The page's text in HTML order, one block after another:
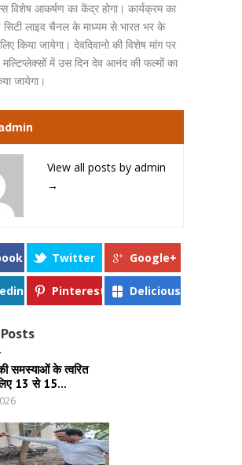
विशेष आकर्षण का केंद्र होगा। कार्यक्रम का
सिटी लाइव चैनल के माध्यम से भारत भर के
किया जायेगा। देवदिवानो की विशेष मांग पर
में उस दिन देव आनंद की फल्मों का
जायेगा।
View all posts by admin
→
Twitter Google+
Pinterest Delicious
समस्याओं के त्वरित
13 से 15...